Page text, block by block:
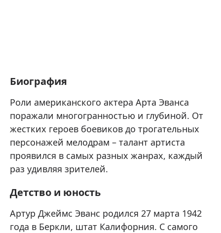
Биография
Роли американского актера Арта Эванса
поражали многогранностью и глубиной. От
жестких героев боевиков до трогательных
персонажей мелодрам – талант артиста
проявился в самых разных жанрах, каждый
раз удивляя зрителей.
Детство и юность
Артур Джеймс Эванс родился 27 марта 1942
года в Беркли, штат Калифорния. С самого